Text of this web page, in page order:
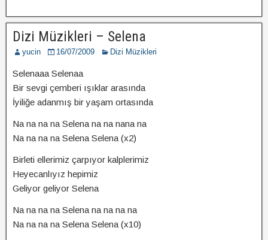
Dizi Müzikleri – Selena
yucin 16/07/2009 Dizi Müzikleri
Selenaaa Selenaa
Bir sevgi çemberi ışıklar arasında
İyiliğe adanmış bir yaşam ortasında
Na na na na Selena na na nana na
Na na na na Selena Selena (x2)
Birleti ellerimiz çarpıyor kalplerimiz
Heyecanlıyız hepimiz
Geliyor geliyor Selena
Na na na na Selena na na na na
Na na na na Selena Selena (x10)